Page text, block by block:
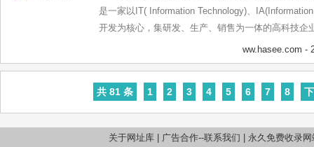
是一家以IT( Information Technology)、
开发为核心，集研发、生产、销售为一体的高科技企
脑走过了一条从创立自有品牌的电脑整机，到实现
式电脑、液晶一体电脑、LCD液晶显示器和智能电视
脑有限公司、深圳市神舟创新科技有限公司、深圳市
港有限公司5家下属子公司。深圳市神舟电脑股份有
雪岗工业区，这一区域汇集了包括华为、富士康、神
ww.hasee.com -
共 81 条 1 2 3 4 5 6 7 8
关于网址库| 广告合作--联系我们 永久免费收录网